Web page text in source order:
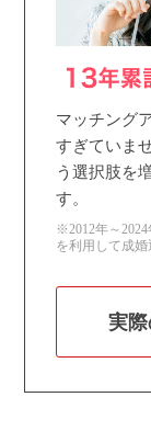
マッチング
すぎていま
う選択肢を
す。
※2012年～
を利用して成
実